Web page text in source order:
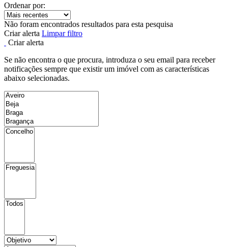
Ordenar por:
Não foram encontrados resultados para esta pesquisa
Criar alerta Limpar filtro
Criar alerta
Se não encontra o que procura, introduza o seu email para receber
notificações sempre que existir um imóvel com as características
abaixo selecionadas.